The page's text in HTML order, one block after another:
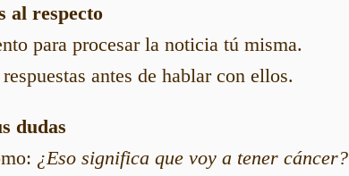
al respecto
para procesar la noticia tú misma.
antes de hablar con ellos.
dudas
¿Eso significa que voy a tener cáncer?